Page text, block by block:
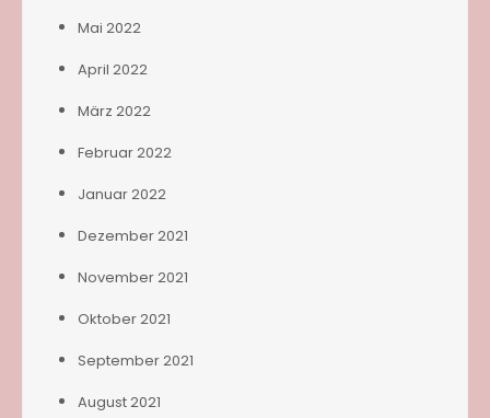
Mai 2022
April 2022
März 2022
Februar 2022
Januar 2022
Dezember 2021
November 2021
Oktober 2021
September 2021
August 2021